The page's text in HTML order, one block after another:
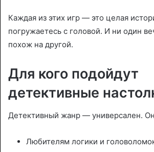
Каждая из этих игр — это целая
погружаетесь с головой. И ни один
похож на другой.
Для кого подойдут
детективные
Детективный жанр — универсален.
Любителям логики и